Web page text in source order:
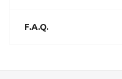
F.A.Q.